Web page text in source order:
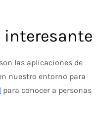
interesante
las aplicaciones de
nuestro entorno para
para conocer a personas